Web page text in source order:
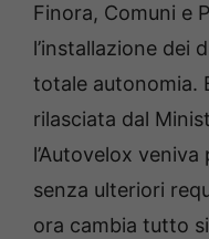
Finora, Comuni e
l’installazione dei
totale autonomia.
rilasciata dal
l’Autovelox
senza ulteriori
ora cambia tutto